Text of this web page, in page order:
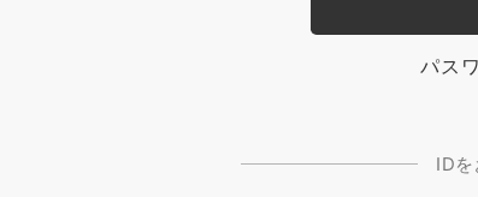
パス
ID